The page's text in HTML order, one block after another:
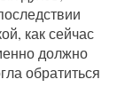
как сейчас
должно
обратиться